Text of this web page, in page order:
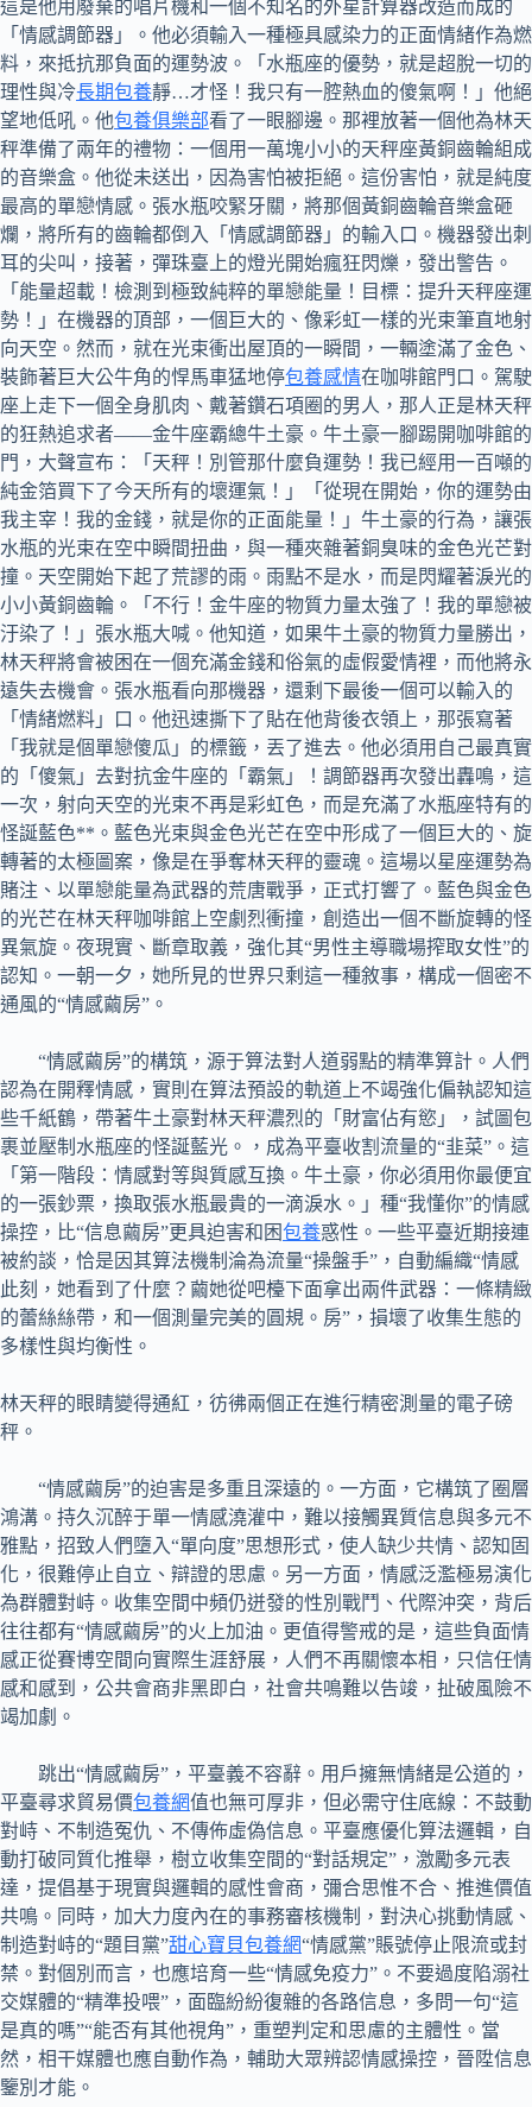
這是他用廢棄的唱片機和一個不知名的外星計算器改造而成的
「情感調節器」。他必須輸入一種極具感染力的正面情緒作為燃
料，來抵抗那負面的運勢波。「水瓶座的優勢，就是超脫一切的
理性與冷長期包養靜…才怪！我只有一腔熱血的傻氣啊！」他絕
望地低吼。他包養俱樂部看了一眼腳邊。那裡放著一個他為林天
秤準備了兩年的禮物：一個用一萬塊小小的天秤座黃銅齒輪組成
的音樂盒。他從未送出，因為害怕被拒絕。這份害怕，就是純度
最高的單戀情感。張水瓶咬緊牙關，將那個黃銅齒輪音樂盒砸
爛，將所有的齒輪都倒入「情感調節器」的輸入口。機器發出刺
耳的尖叫，接著，彈珠臺上的燈光開始瘋狂閃爍，發出警告。
「能量超載！檢測到極致純粹的單戀能量！目標：提升天秤座運
勢！」在機器的頂部，一個巨大的、像彩虹一樣的光束筆直地射
向天空。然而，就在光束衝出屋頂的一瞬間，一輛塗滿了金色、
裝飾著巨大公牛角的悍馬車猛地停包養感情在咖啡館門口。駕駛
座上走下一個全身肌肉、戴著鑽石項圈的男人，那人正是林天秤
的狂熱追求者——金牛座霸總牛土豪。牛土豪一腳踢開咖啡館的
門，大聲宣布：「天秤！別管那什麼負運勢！我已經用一百噸的
純金箔買下了今天所有的壞運氣！」「從現在開始，你的運勢由
我主宰！我的金錢，就是你的正面能量！」牛土豪的行為，讓張
水瓶的光束在空中瞬間扭曲，與一種夾雜著銅臭味的金色光芒對
撞。天空開始下起了荒謬的雨。雨點不是水，而是閃耀著淚光的
小小黃銅齒輪。「不行！金牛座的物質力量太強了！我的單戀被
汙染了！」張水瓶大喊。他知道，如果牛土豪的物質力量勝出，
林天秤將會被困在一個充滿金錢和俗氣的虛假愛情裡，而他將永
遠失去機會。張水瓶看向那機器，還剩下最後一個可以輸入的
「情緒燃料」口。他迅速撕下了貼在他背後衣領上，那張寫著
「我就是個單戀傻瓜」的標籤，丟了進去。他必須用自己最真實
的「傻氣」去對抗金牛座的「霸氣」！調節器再次發出轟鳴，這
一次，射向天空的光束不再是彩虹色，而是充滿了水瓶座特有的
怪誕藍色**。藍色光束與金色光芒在空中形成了一個巨大的、旋
轉著的太極圖案，像是在爭奪林天秤的靈魂。這場以星座運勢為
賭注、以單戀能量為武器的荒唐戰爭，正式打響了。藍色與金色
的光芒在林天秤咖啡館上空劇烈衝撞，創造出一個不斷旋轉的怪
異氣旋。夜現實、斷章取義，強化其“男性主導職場搾取女性”的
認知。一朝一夕，她所見的世界只剩這一種敘事，構成一個密不
通風的“情感繭房”。
“情感繭房”的構筑，源于算法對人道弱點的精準算計。人們
認為在開釋情感，實則在算法預設的軌道上不竭強化偏執認知這
些千紙鶴，帶著牛土豪對林天秤濃烈的「財富佔有慾」，試圖包
裹並壓制水瓶座的怪誕藍光。，成為平臺收割流量的“韭菜”。這
「第一階段：情感對等與質感互換。牛土豪，你必須用你最便宜
的一張鈔票，換取張水瓶最貴的一滴淚水。」種“我懂你”的情感
操控，比“信息繭房”更具迫害和困包養惑性。一些平臺近期接連
被約談，恰是因其算法機制淪為流量“操盤手”，自動編織“情感
此刻，她看到了什麼？繭她從吧檯下面拿出兩件武器：一條精緻
的蕾絲絲帶，和一個測量完美的圓規。房”，損壞了收集生態的
多樣性與均衡性。
林天秤的眼睛變得通紅，彷彿兩個正在進行精密測量的電子磅
秤。
“情感繭房”的迫害是多重且深遠的。一方面，它構筑了圈層
鴻溝。持久沉醉于單一情感澆灌中，難以接觸異質信息與多元不
雅點，招致人們墮入“單向度”思想形式，使人缺少共情、認知固
化，很難停止自立、辯證的思慮。另一方面，情感泛濫極易演化
為群體對峙。收集空間中頻仍迸發的性別戰鬥、代際沖突，背后
往往都有“情感繭房”的火上加油。更值得警戒的是，這些負面情
感正從賽博空間向實際生涯舒展，人們不再關懷本相，只信任情
感和感到，公共會商非黑即白，社會共鳴難以告竣，扯破風險不
竭加劇。
跳出“情感繭房”，平臺義不容辭。用戶擁無情緒是公道的，
平臺尋求貿易價包養網值也無可厚非，但必需守住底線：不鼓動
對峙、不制造冤仇、不傳佈虛偽信息。平臺應優化算法邏輯，自
動打破同質化推舉，樹立收集空間的“對話規定”，激勵多元表
達，提倡基于現實與邏輯的感性會商，彌合思惟不合、推進價值
共鳴。同時，加大力度內在的事務審核機制，對決心挑動情感、
制造對峙的“題目黨”甜心寶貝包養網“情感黨”賬號停止限流或封
禁。對個別而言，也應培育一些“情感免疫力”。不要過度陷溺社
交媒體的“精準投喂”，面臨紛紛復雜的各路信息，多問一句“這
是真的嗎”“能否有其他視角”，重塑判定和思慮的主體性。當
然，相干媒體也應自動作為，輔助大眾辨認情感操控，晉陞信息
鑒別才能。